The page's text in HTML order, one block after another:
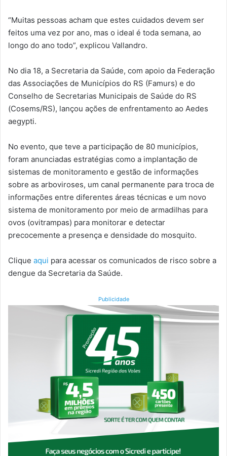
“Muitas pessoas acham que estes cuidados devem ser
feitos uma vez por ano, mas o ideal é toda semana, ao
longo do ano todo”, explicou Vallandro.
No dia 18, a Secretaria da Saúde, com apoio da Federação
das Associações de Municípios do RS (Famurs) e do
Conselho de Secretarias Municipais de Saúde do RS
(Cosems/RS), lançou ações de enfrentamento ao Aedes
aegypti.
No evento, que teve a participação de 80 municípios,
foram anunciadas estratégias como a implantação de
sistemas de monitoramento e gestão de informações
sobre as arboviroses, um canal permanente para troca de
informações entre diferentes áreas técnicas e um novo
sistema de monitoramento por meio de armadilhas para
ovos (ovitrampas) para monitorar e detectar
precocemente a presença e densidade do mosquito.
Clique aqui para acessar os comunicados de risco sobre a
dengue da Secretaria da Saúde.
Publicidade